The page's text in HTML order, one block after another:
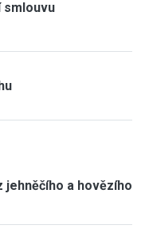
smlouvu
a hovězího